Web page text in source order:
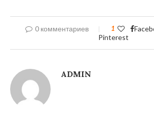
0 комментариев 1
Pinterest
ADMIN